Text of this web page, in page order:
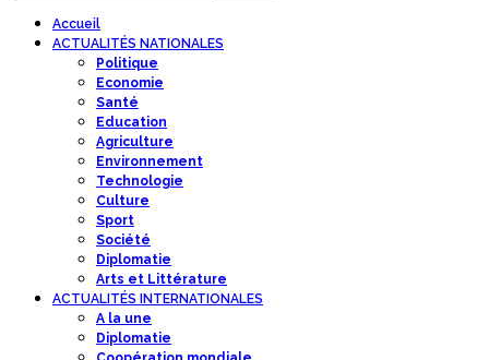
Accueil
ACTUALITÉS NATIONALES
Politique
Economie
Santé
Education
Agriculture
Environnement
Technologie
Culture
Sport
Société
Diplomatie
Arts et Littérature
ACTUALITÉS INTERNATIONALES
A la une
Diplomatie